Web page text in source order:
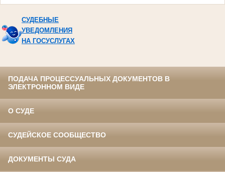
СУДЕБНЫЕ
УВЕДОМЛЕНИЯ
НА ГОСУСЛУГАХ
ПОДАЧА ПРОЦЕССУАЛЬНЫХ ДОКУМЕНТОВ В
ЭЛЕКТРОННОМ ВИДЕ
О СУДЕ
СУДЕЙСКОЕ СООБЩЕСТВО
ДОКУМЕНТЫ СУДА